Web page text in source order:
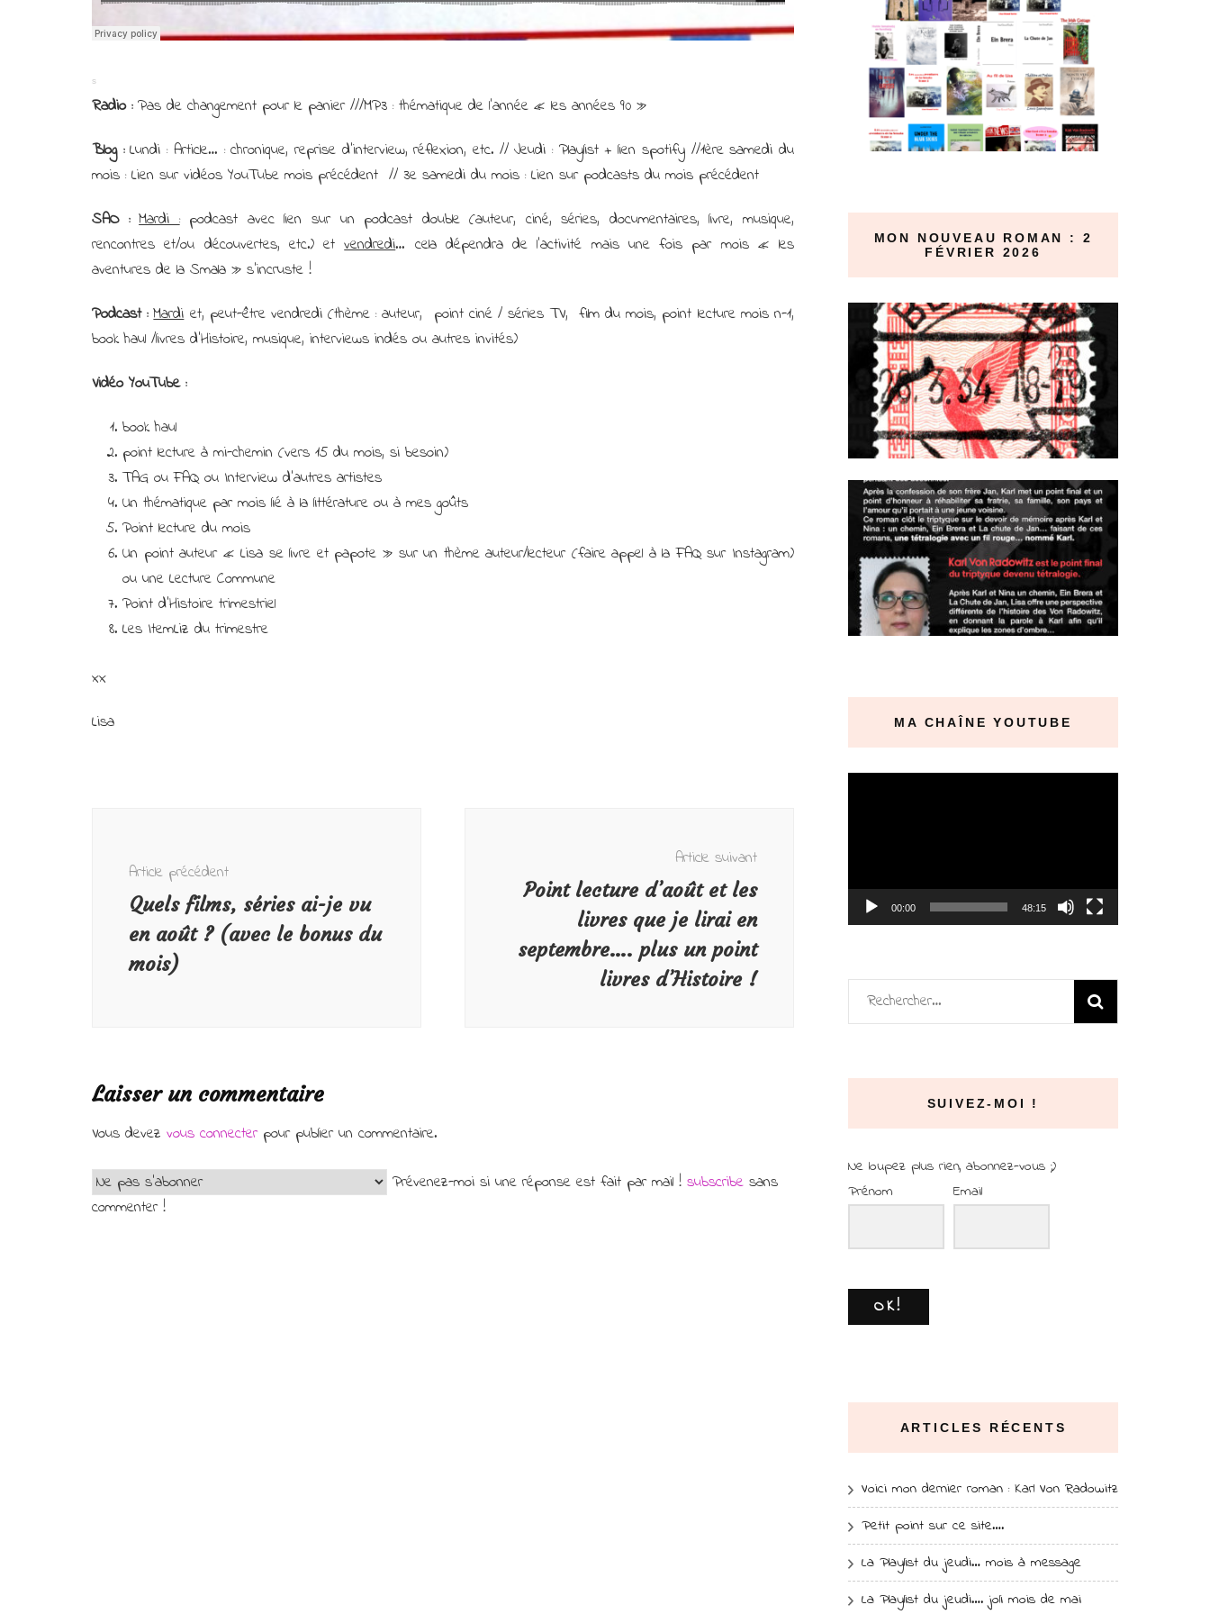
s
Radio : Pas de changement pour le panier ///MP3 : thématique de l’année « les années 90 »
Blog :Lundi : Article… : chronique, reprise d’interview, réflexion, etc. // Jeudi : Playlist + lien spotify //1ère samedi du
mois : Lien sur vidéos YouTube mois précédent // 3e samedi du mois : Lien sur podcasts du mois précédent
SAO : Mardi :podcast avec lien sur un podcast double (auteur, ciné, séries, documentaires, livre, musique,
rencontres et/ou découvertes, etc.) etvendredi… cela dépendra de l’activité mais une fois par mois « les
aventures de la Smala » s’incruste !
Podcast : Mardiet, peut-être vendredi (thème : auteur, point ciné / séries TV, film du mois, point lecture mois n-1,
book haul /livres d’Histoire, musique, interviews indés ou autres invités)
Vidéo YouTube :
book haul
point lecture à mi-chemin (vers 15 du mois, si besoin)
TAG ou FAQ ou Interview d’autres artistes
Un thématique par mois lié à la littérature ou à mes goûts
Point lecture du mois
Un point auteur « Lisa se livre et papote » sur un thème auteur/lecteur (faire appel à la FAQ sur Instagram)
ou une Lecture Commune
Point d’Histoire trimestriel
Les ItemLiz du trimestre
xx
Lisa
Article précédent
Quels films, séries ai-je vu
en août ? (avec le bonus du
mois)
Article suivant
Point lecture d’août et les
livres que je lirai en
septembre…. plus un point
livres d’Histoire !
Laisser un commentaire
Vous devez vous connecterpour publier un commentaire.
Prévenez-moi si une réponse est fait par mail ! subscribe sans
commenter !
MON NOUVEAU ROMAN : 2
FÉVRIER 2026
MA CHAÎNE YOUTUBE
00:00 48:15
Rechercher :
SUIVEZ-MOI !
Ne loupez plus rien, abonnez-vous ;)
Prénom
Email
OK!
ARTICLES RÉCENTS
Voici mon dernier roman : Karl Von Radowitz
Petit point sur ce site….
La Playlist du jeudi… mois à message
La Playlist du jeudi…. joli mois de mai